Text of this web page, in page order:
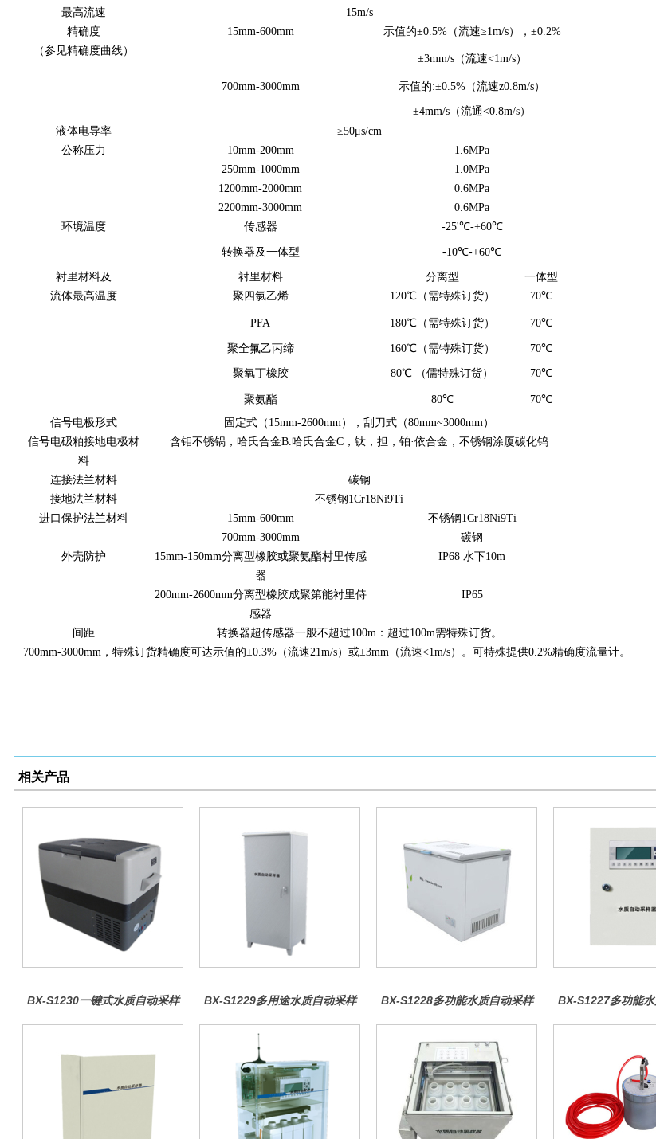
最高流速
15m/s
精确度
（参见精确度曲线）
15mm-600mm 示值的±0.5%（流速≥1m/s），±0.2%
±3mm/s（流速<1m/s）
700mm-3000mm 示值的:±0.5%（流速z0.8m/s）
±4mm/s（流通<0.8m/s）
液体电导率
≥50μs/cm
公称压力
10mm-200mm
1.6MPa
250mm-1000mm 1.0MPa
1200mm-2000mm
0.6MPa
2200mm-3000mm
0.6MPa
环境温度
传感器 -25'℃-+60℃
转换器及一体型 -10℃-+60℃
衬里材料及
流体最高温度
衬里材料 分离型
一体型
聚四氯乙烯
120℃（需特殊订货） 70℃
PFA 180℃（需特殊订货） 70℃
聚全氟乙丙缔 160℃（需特殊订货） 70℃
聚氧丁橡胶 80℃ （儒特殊订货） 70℃
聚氨酯 80℃
70℃
信号电极形式
固 定式（15mm-2600mm），刮刀式（80mm~3000mm）
信号电砐粕接地电极材
料
含钼不锈锅，哈氏合金B.哈氏合金C，钛，担，铂·依合金，不锈钢涂厦碳化钨
连接法兰材料
碳钢
接地法兰材料
不锈钢1Cr18Ni9Ti
进口保护法兰材料
15mm-600mm
不锈钢1Cr18Ni9Ti
700mm-3000mm
碳钢
外壳防护
15mm-150mm分离型橡胶或聚氨酯村里传感
器
IP68 水下10m
200mm-2600mm分离型橡胶成聚第能衬里侍
感器
IP65
间距
转换器超传感器一般不超过100m：超过100m需特殊订货。
·700mm-3000mm ，特殊订货精确度可达示值的±0.3%（流速21m/s）或±3mm（流速<1m/s）。可特殊提供0.2%精确度流量计。
相关产品
BX-S1230一键式水质自动采样
BX-S1229多用途水质自动采样
BX-S1228多功能水质自动采样
BX-S1227多功能